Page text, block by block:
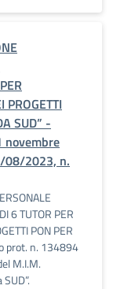
PROGETTI
SUD” -
novembre
08/2023, n.
6 TUTOR PER
PON PER
prot. n. 134894
M.I.M.